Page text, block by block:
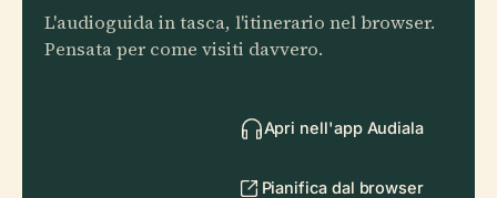
L'audioguida in tasca, l'itinerario nel browser.
Pensata per come visiti davvero.
Apri nell'app Audiala
Pianifica dal browser